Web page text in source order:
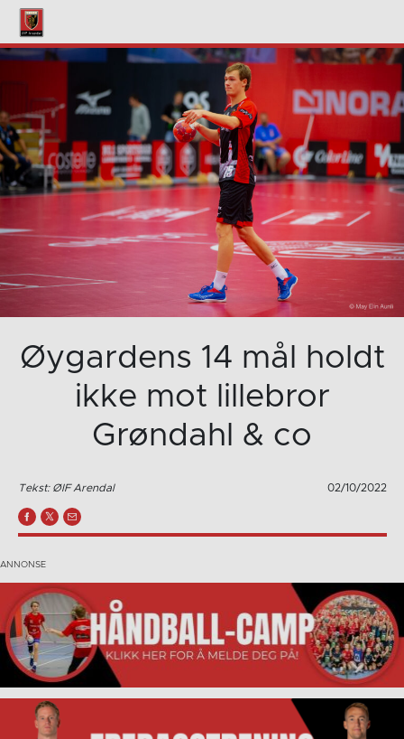
Øygardens 14 mål holdt
ikke mot lillebror
Grøndahl & co
Tekst: ØIF Arendal 02/10/2022